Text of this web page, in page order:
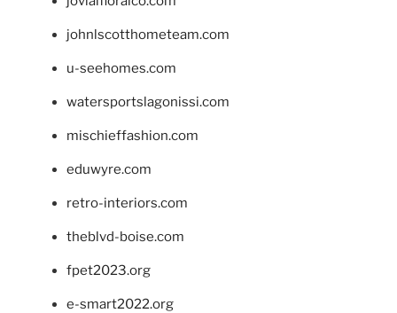
johnlscotthometeam.com
u-seehomes.com
watersportslagonissi.com
mischieffashion.com
eduwyre.com
retro-interiors.com
theblvd-boise.com
fpet2023.org
e-smart2022.org